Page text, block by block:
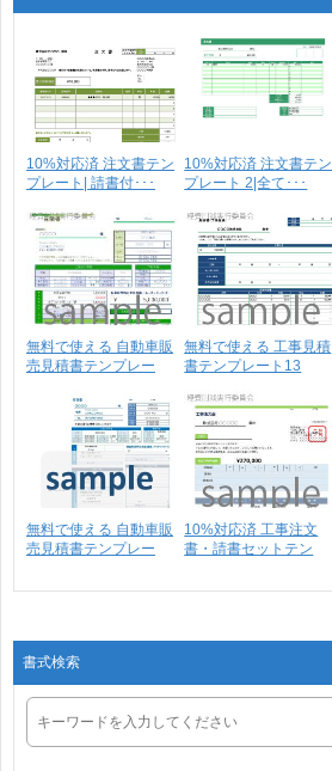
10%対応済 注文書テン
プレート| 請書付･･･
10%対応済 注文書テン
プレート 2|全て･･･
無料で使える 自動車販
売見積書テンプレー
無料で使える 工事見積
書テンプレート13
無料で使える 自動車販
売見積書テンプレー
10%対応済 工事注文
書・請書セットテン
書式検索